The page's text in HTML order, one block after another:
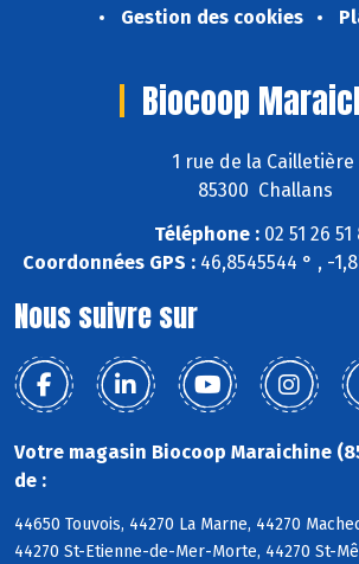
Gestion des cookies
Biocoop
1 rue de la Cailletière
85300 Challans
Téléphone :02 51 26 51
Coordonnées GPS : 46,8545544 ° , -
Nous suivre sur
Votre magasin Biocoop Maraichine
de :
44650 Touvois, 44270 La Marne, 44270
44270 St-Etienne-de-Mer-Morte, 44270 St-